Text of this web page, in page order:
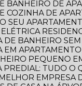
BANHEIRO DE
COZINHA DE
SEU
DE BANHEIRO
EM
PEQUENO
PREDIAL: TUDO O
MELHOR